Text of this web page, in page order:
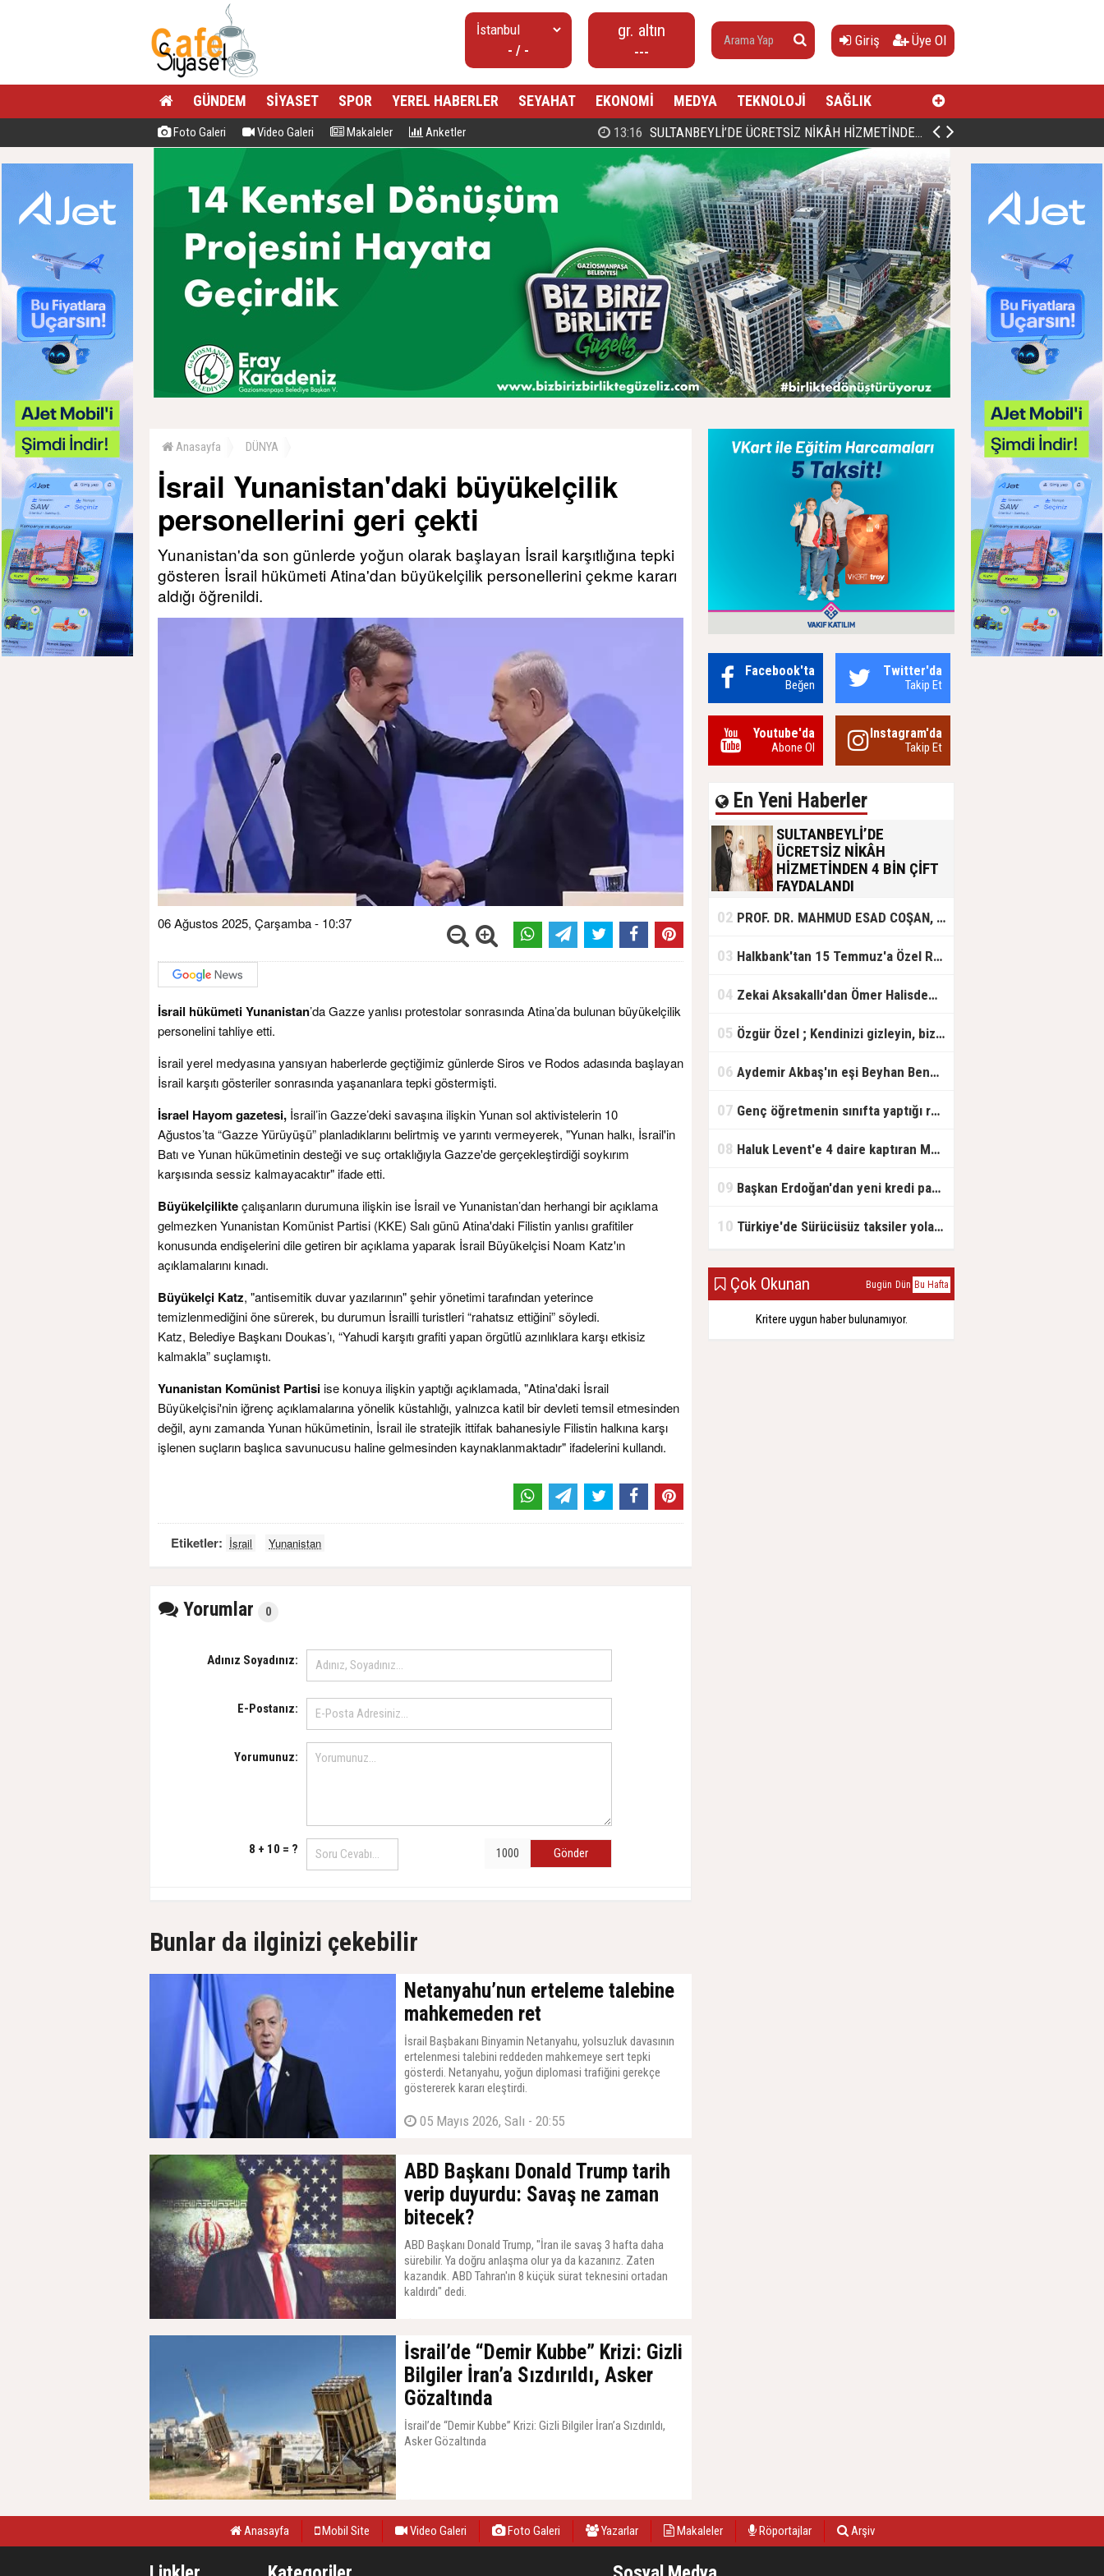
- / -
gr. altın
---
Giriş Üye Ol
GÜNDEM SİYASET SPOR YEREL HABERLER SEYAHAT EKONOMİ MEDYA TEKNOLOJİ SAĞLIK
Foto Galeri Video Galeri Makaleler Anketler 00:27 PROF. DR. MAHMUD ESAD COŞAN, DOĞUMUNUN HİCRÎ 91. YILINDA ELAZIĞ'DA YÂD EDİLECEK
Anasayfa DÜNYA
İsrail Yunanistan'daki büyükelçilik
personellerini geri çekti
Yunanistan'da son günlerde yoğun olarak başlayan İsrail karşıtlığına tepki
gösteren İsrail hükümeti Atina'dan büyükelçilik personellerini çekme kararı
aldığı öğrenildi.
06 Ağustos 2025, Çarşamba - 10:37
İsrail hükümeti Yunanistan’da Gazze yanlısı protestolar sonrasında Atina’da bulunan büyükelçilik
personelini tahliye etti.
İsrail yerel medyasına yansıyan haberlerde geçtiğimiz günlerde Siros ve Rodos adasında başlayan
İsrail karşıtı gösteriler sonrasında yaşananlara tepki göstermişti.
İsrael Hayom gazetesi, İsrail’in Gazze’deki savaşına ilişkin Yunan sol aktivistelerin 10
Ağustos’ta “Gazze Yürüyüşü” planladıklarını belirtmiş ve yarıntı vermeyerek, "Yunan halkı, İsrail'in
Batı ve Yunan hükümetinin desteği ve suç ortaklığıyla Gazze'de gerçekleştirdiği soykırım
karşısında sessiz kalmayacaktır" ifade etti.
Büyükelçilikteçalışanların durumuna ilişkin ise İsrail ve Yunanistan’dan herhangi bir açıklama
gelmezken Yunanistan Komünist Partisi (KKE) Salı günü Atina'daki Filistin yanlısı grafitiler
konusunda endişelerini dile getiren bir açıklama yaparak İsrail Büyükelçisi Noam Katz'ın
açıklamalarını kınadı.
Büyükelçi Katz, "antisemitik duvar yazılarının" şehir yönetimi tarafından yeterince
temizlenmediğini öne sürerek, bu durumun İsrailli turistleri “rahatsız ettiğini” söyledi.
Katz, Belediye Başkanı Doukas’ı, “Yahudi karşıtı grafiti yapan örgütlü azınlıklara karşı etkisiz
kalmakla” suçlamıştı.
Yunanistan Komünist Partisiise konuya ilişkin yaptığı açıklamada, "Atina'daki İsrail
Büyükelçisi'nin iğrenç açıklamalarına yönelik küstahlığı, yalnızca katil bir devleti temsil etmesinden
değil, aynı zamanda Yunan hükümetinin, İsrail ile stratejik ittifak bahanesiyle Filistin halkına karşı
işlenen suçların başlıca savunucusu haline gelmesinden kaynaklanmaktadır" ifadelerini kullandı.
Etiketler: İsrail Yunanistan
Yorumlar 0
Adınız Soyadınız:
E-Postanız:
Yorumunuz:
8 + 10 = ? Gönder
Bunlar da ilginizi çekebilir
Netanyahu’nun erteleme talebine
mahkemeden ret
İsrail Başbakanı Binyamin Netanyahu, yolsuzluk davasının
ertelenmesi talebini reddeden mahkemeye sert tepki
gösterdi. Netanyahu, yoğun diplomasi trafiğini gerekçe
göstererek kararı eleştirdi.
05 Mayıs 2026, Salı - 20:55
ABD Başkanı Donald Trump tarih
verip duyurdu: Savaş ne zaman
bitecek?
ABD Başkanı Donald Trump, "İran ile savaş 3 hafta daha
sürebilir. Ya doğru anlaşma olur ya da kazanırız. Zaten
kazandık. ABD Tahran'ın 8 küçük sürat teknesini ortadan
kaldırdı" dedi.
İsrail’de “Demir Kubbe” Krizi: Gizli
Bilgiler İran’a Sızdırıldı, Asker
Gözaltında
İsrail’de “Demir Kubbe” Krizi: Gizli Bilgiler İran’a Sızdırıldı,
Asker Gözaltında
Facebook'ta
Beğen
Twitter'da
Takip Et
Youtube'da
Abone Ol
Instagram'da
Takip Et
En Yeni Haberler
SULTANBEYLİ’DE
ÜCRETSİZ NİKÂH
HİZMETİNDEN 4 BİN ÇİFT
FAYDALANDI
olan gençlere destek amacıyla
başlattığı ücretsiz nikâh hizmetini
başlattıklarını belirten Sultanbeyli
ücretsiz hizmet vermenin
02 PROF. DR. MAHMUD ESAD COŞAN, DOĞUMUNUN HİCRÎ 91. YILINDA ELAZIĞ'DA YÂD EDİLECEK
03 Halkbank'tan 15 Temmuz'a Özel Reklam Filmi: "İrade Bizim, Zafer Bizim"
04 Zekai Aksakallı'dan Ömer Halisdemir'e 'vefa' ziyareti!
05 Özgür Özel ; Kendinizi gizleyin, bizden işaret bekleyin
06 Aydemir Akbaş'ın eşi Beyhan Benek Akbaş hayatını kaybetti
07 Genç öğretmenin sınıfta yaptığı rezil paylaşım
08 Haluk Levent'e 4 daire kaptıran Müteahhit soluğu savcılıkta aldı
09 Başkan Erdoğan'dan yeni kredi paketi müjdesi: 6 ay geri ödemesiz, 36 ay vadeli
10 Türkiye'de Sürücüsüz taksiler yola çıkmaya hazırlanıyor
Çok Okunan Bugün Dün Bu Hafta
Kritere uygun haber bulunamıyor.
Anasayfa Mobil Site Video Galeri Foto Galeri Yazarlar Makaleler Röportajlar Arşiv